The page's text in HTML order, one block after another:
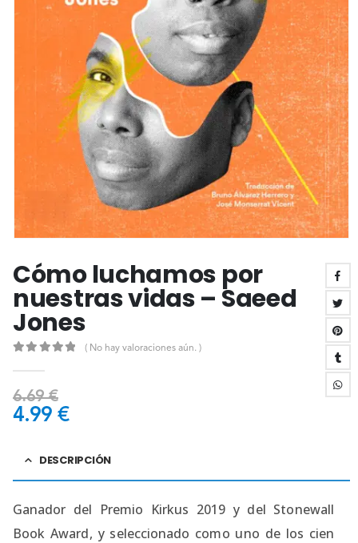
Cómo luchamos por
nuestras vidas – Saeed
Jones
( No hay valoraciones aún. )
6.69€
4.99 €
DESCRIPCIÓN
Ganador del Premio Kirkus 2019 y del Stonewall
Book Award, y seleccionado como uno de los cien